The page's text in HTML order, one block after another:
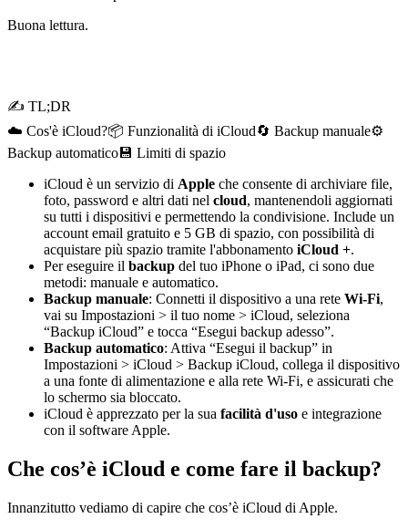
Buona lettura.
✍ TL;DR
☁️ Cos'è iCloud?📦 Funzionalità di iCloud🔄 Backup manuale⚙️
Backup automatico 💾 Limiti di spazio
iCloud è un servizio di Apple che consente di archiviare file,
foto, password e altri dati nel cloud, mantenendoli aggiornati
su tutti i dispositivi e permettendo la condivisione. Include un
account email gratuito e 5 GB di spazio, con possibilità di
acquistare più spazio tramite l'abbonamento iCloud +.
Per eseguire il backup del tuo iPhone o iPad, ci sono due
metodi: manuale e automatico.
Backup manuale: Connetti il dispositivo a una rete Wi-Fi,
vai su Impostazioni > il tuo nome > iCloud, seleziona
“Backup iCloud” e tocca “Esegui backup adesso”.
Backup automatico: Attiva “Esegui il backup” in
Impostazioni > iCloud > Backup iCloud, collega il dispositivo
a una fonte di alimentazione e alla rete Wi-Fi, e assicurati che
lo schermo sia bloccato.
iCloud è apprezzato per la sua facilità d'uso e integrazione
con il software Apple.
Che cos’è iCloud e come fare il backup?
Innanzitutto vediamo di capire che cos’è iCloud di Apple.